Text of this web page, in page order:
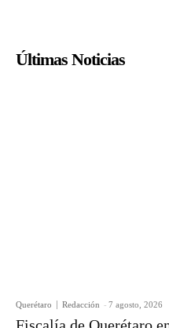
Últimas Noticias
Querétaro Redacción - 7 agosto, 2026